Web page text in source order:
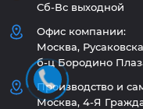
Сб-Вс выходной
Офис компании:
Москва,
б-ц Бородино
Производство и
Москва, 4-Я